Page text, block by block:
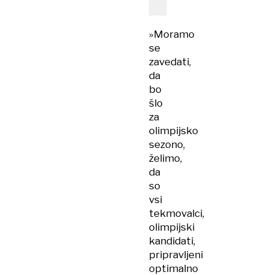
»Moramo
se
zavedati,
da
bo
šlo
za
olimpijsko
sezono,
želimo,
da
so
vsi
tekmovalci,
olimpijski
kandidati,
pripravljeni
optimalno